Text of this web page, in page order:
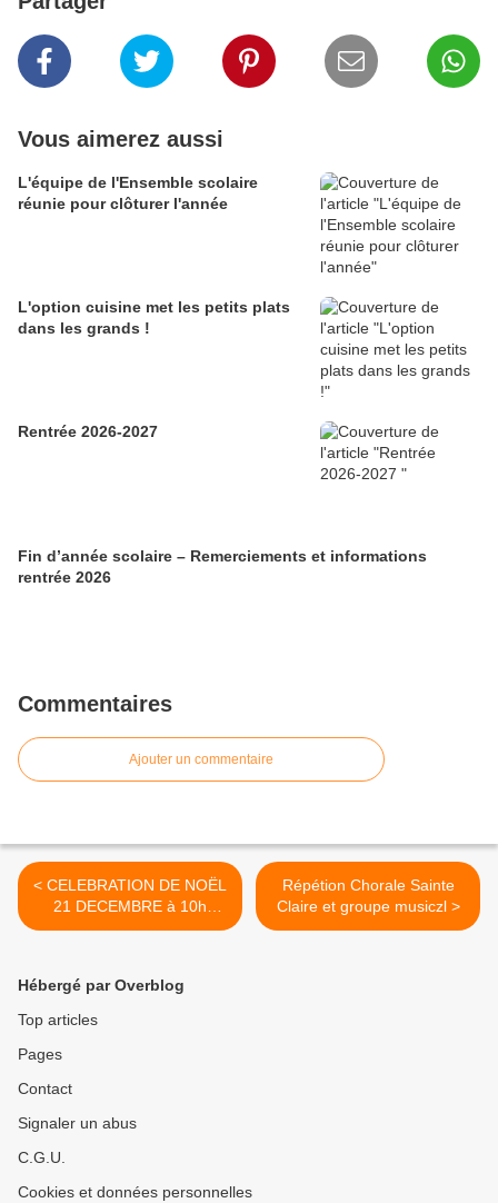
Vous aimerez aussi
L'équipe de l'Ensemble scolaire
réunie pour clôturer l'année
L'option cuisine met les petits plats
dans les grands !
Rentrée 2026-2027
Fin d’année scolaire – Remerciements et informations
rentrée 2026
Commentaires
Ajouter un commentaire
< CELEBRATION DE NOËL
21 DECEMBRE à 10h
Eglise St Nicolas
Répétion Chorale Sainte
Claire et groupe musiczl >
Hébergé par Overblog
Top articles
Pages
Contact
Signaler un abus
C.G.U.
Cookies et données personnelles